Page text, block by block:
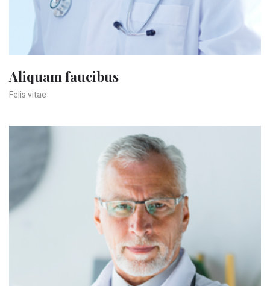
Aliquam faucibus
Felis vitae